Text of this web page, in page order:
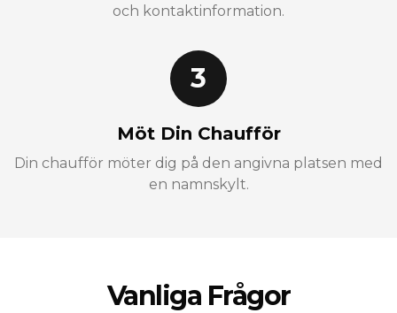
och kontaktinformation.
3
Möt Din Chaufför
Din chaufför möter dig på den angivna platsen med
en namnskylt.
Vanliga Frågor